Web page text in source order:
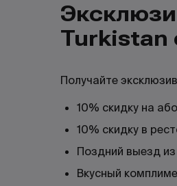
Turkistan
Получайте
10% скидку на
10% скидку в
Поздний выезд
Вкусный